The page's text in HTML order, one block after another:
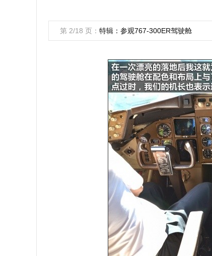
第 2/18 页： 特辑：参观767-300ER驾驶舱